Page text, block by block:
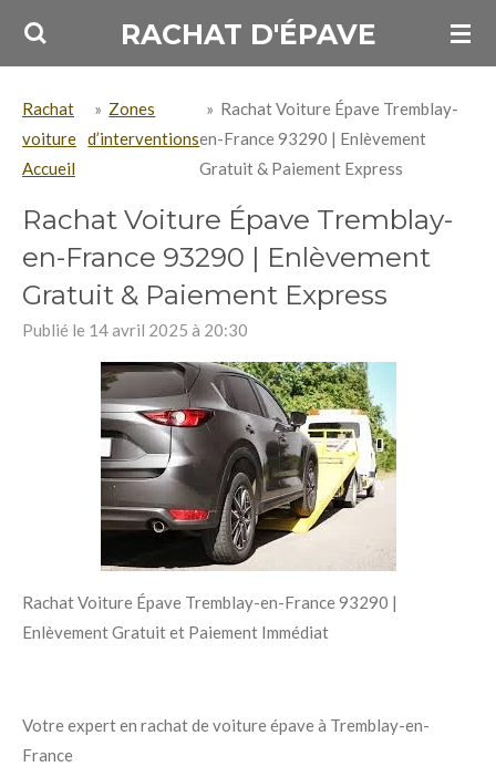
Passer
principal
RACHAT D'ÉPAVE
Rachat
voiture
Accueil
» Zones
d’interventions
» Rachat Voiture Épave Tremblay-
en-France 93290 | Enlèvement
Gratuit & Paiement Express
Rachat Voiture Épave Tremblay-
en-France 93290 | Enlèvement
Gratuit & Paiement Express
Publié le 14 avril 2025 à 20:30
Rachat Voiture Épave Tremblay-en-France 93290 |
Enlèvement Gratuit et Paiement Immédiat
Votre expert en rachat de voiture épave à Tremblay-en-
France